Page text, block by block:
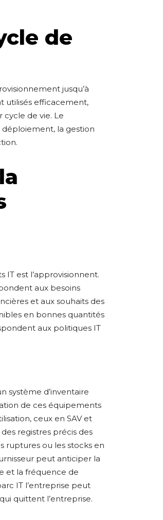
de
jusqu’à
utilisés efficacement,
cycle de vie. Le
déploiement, la gestion
IT est l’approvisionnent.
aux besoins
et aux souhaits des
en bonnes quantités
aux politiques IT
système d’inventaire
de ces équipements
ceux en SAV et
registres précis des
ruptures ou les stocks en
peut anticiper la
et la fréquence de
IT l’entreprise peut
quittent l’entreprise.